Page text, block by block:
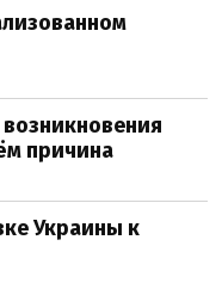
причина
Украины к